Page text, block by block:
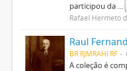
participou da ...
Rafael Hermeto
Raul
BR RJMRAHI RF
A coleção é